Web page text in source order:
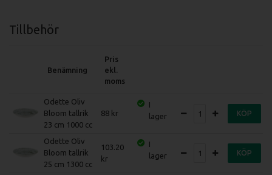
Tillbehör
Benämning
Pris
ekl.
moms
Odette Oliv
Bloom tallrik
23 cm 1000 cc
88
I
lager
KÖP
Odette Oliv
Bloom tallrik
25 cm 1300 cc
103.20
I
lager
KÖP